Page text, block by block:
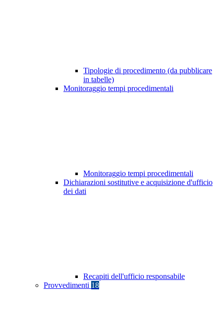
Tipologie di procedimento (da pubblicare
in tabelle)
Monitoraggio tempi procedimentali
Monitoraggio tempi procedimentali
Dichiarazioni sostitutive e acquisizione d'ufficio
dei dati
Recapiti dell'ufficio responsabile
Provvedimenti 18